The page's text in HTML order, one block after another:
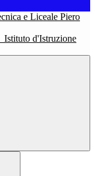
Istituto d'Istruzione